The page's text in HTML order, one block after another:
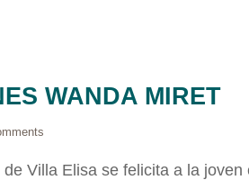
WANDA MIRET
Villa Elisa se felicita a la joven